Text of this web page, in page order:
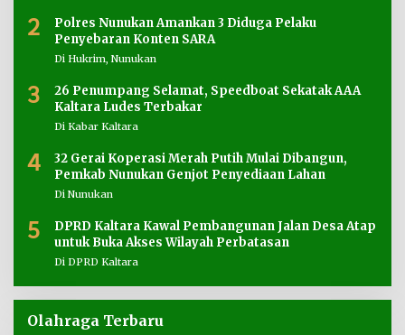
2
Polres Nunukan Amankan 3 Diduga Pelaku
Penyebaran Konten SARA
Di Hukrim, Nunukan
3
26 Penumpang Selamat, Speedboat Sekatak AAA
Kaltara Ludes Terbakar
Di Kabar Kaltara
4
32 Gerai Koperasi Merah Putih Mulai Dibangun,
Pemkab Nunukan Genjot Penyediaan Lahan
Di Nunukan
5
DPRD Kaltara Kawal Pembangunan Jalan Desa Atap
untuk Buka Akses Wilayah Perbatasan
Di DPRD Kaltara
Olahraga Terbaru